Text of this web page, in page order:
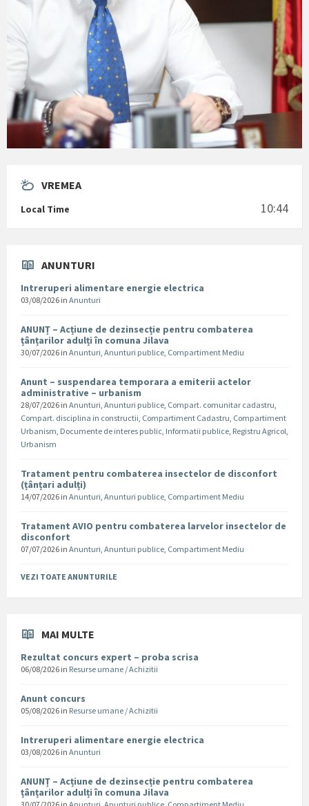
VREMEA
Local Time 10:44
ANUNTURI
Intreruperi alimentare energie electrica
03/08/2026 in Anunturi
ANUNȚ – Acțiune de dezinsecție pentru combaterea
țânțarilor adulți în comuna Jilava
30/07/2026 in Anunturi, Anunturi publice, Compartiment Mediu
Anunt – suspendarea temporara a emiterii actelor
administrative – urbanism
28/07/2026 in Anunturi, Anunturi publice, Compart. comunitar cadastru,
Compart. disciplina in constructii, Compartiment Cadastru, Compartiment
Urbanism, Documente de interes public, Informatii publice, Registru Agricol,
Urbanism
Tratament pentru combaterea insectelor de disconfort
(țânțari adulți)
14/07/2026 in Anunturi, Anunturi publice, Compartiment Mediu
Tratament AVIO pentru combaterea larvelor insectelor de
disconfort
07/07/2026 in Anunturi, Anunturi publice, Compartiment Mediu
VEZI TOATE ANUNTURILE
MAI MULTE
Rezultat concurs expert – proba scrisa
06/08/2026 in Resurse umane / Achizitii
Anunt concurs
05/08/2026 in Resurse umane / Achizitii
Intreruperi alimentare energie electrica
03/08/2026 in Anunturi
ANUNȚ – Acțiune de dezinsecție pentru combaterea
țânțarilor adulți în comuna Jilava